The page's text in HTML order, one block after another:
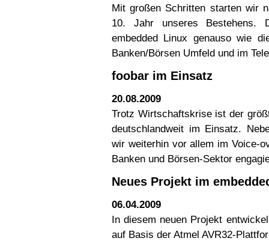
Mit großen Schritten starten wir
10. Jahr unseres Bestehens.
embedded Linux genauso wie
Banken/Börsen Umfeld und im
foobar im Einsatz
20.08.2009
Trotz Wirtschaftskrise ist der
deutschlandweit im Einsatz.
wir weiterhin vor allem im Voice-
Banken und Börsen-Sektor
Neues Projekt im
06.04.2009
In diesem neuen Projekt
auf Basis der Atmel AVR32-